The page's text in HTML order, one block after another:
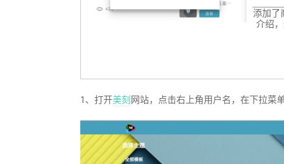
添加了
介绍
1、打开美刻 网站，点击右上角用户名，在下拉菜